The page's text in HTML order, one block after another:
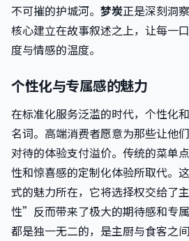
不可摧的护城河。 梦炭正是深刻洞
核心建立在故事叙述之上，让每一
度与情感的温度。
个性化与专属感的魅力
在标准化服务泛滥的时代，个性化
名词。高端消费者愿意为那些让他
对待的体验支付溢价。传统的菜单
性和惊喜感的定制化体验所取代。
式的魅力所在，它将选择权交给了
性”反而带来了极大的期待感和专
都是独一无二的，是主厨与食客之